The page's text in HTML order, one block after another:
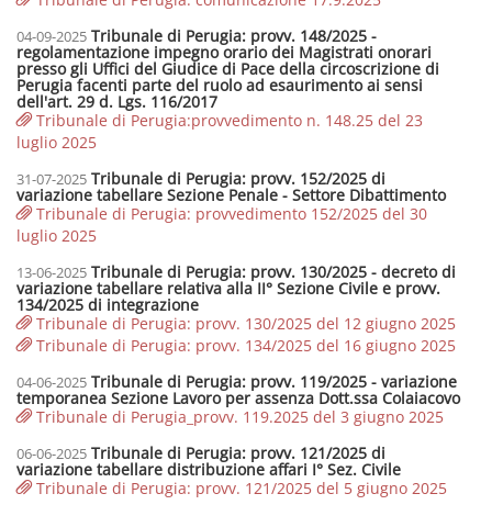
04-09-2025 Tribunale di Perugia: provv. 148/2025 -
regolamentazione impegno orario dei Magistrati onorari
presso gli Uffici del Giudice di Pace della circoscrizione di
Perugia facenti parte del ruolo ad esaurimento ai sensi
dell'art. 29 d. Lgs. 116/2017
Tribunale di Perugia:provvedimento n. 148.25 del 23
luglio 2025
31-07-2025 Tribunale di Perugia: provv. 152/2025 di
variazione tabellare Sezione Penale - Settore Dibattimento
Tribunale di Perugia: provvedimento 152/2025 del 30
luglio 2025
13-06-2025 Tribunale di Perugia: provv. 130/2025 - decreto di
variazione tabellare relativa alla II° Sezione Civile e provv.
134/2025 di integrazione
Tribunale di Perugia: provv. 130/2025 del 12 giugno 2025
Tribunale di Perugia: provv. 134/2025 del 16 giugno 2025
04-06-2025 Tribunale di Perugia: provv. 119/2025 - variazione
temporanea Sezione Lavoro per assenza Dott.ssa Colaiacovo
Tribunale di Perugia_provv. 119.2025 del 3 giugno 2025
06-06-2025 Tribunale di Perugia: provv. 121/2025 di
variazione tabellare distribuzione affari I° Sez. Civile
Tribunale di Perugia: provv. 121/2025 del 5 giugno 2025